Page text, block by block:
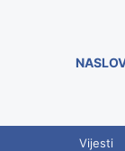
Vijesti